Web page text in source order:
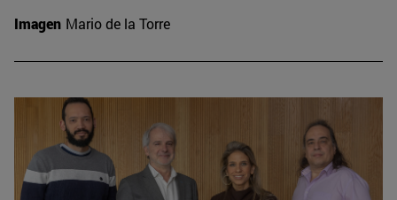
Imagen Mario de la Torre